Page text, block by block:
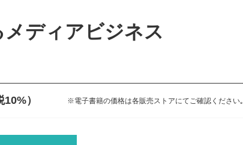
ディアビジネス
） ※電子書籍の価格は各販売ストアにてご確認ください｡